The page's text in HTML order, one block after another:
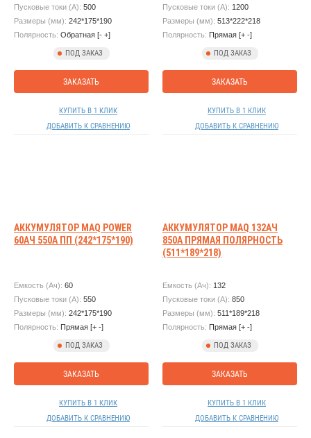
Пусковые токи (А): 500
Размеры (мм): 242*175*190
Полярность: Обратная [- +]
ПОД ЗАКАЗ
ЗАКАЗАТЬ
КУПИТЬ В 1 КЛИК
ДОБАВИТЬ К СРАВНЕНИЮ
Пусковые токи (А): 1200
Размеры (мм): 513*222*218
Полярность: Прямая [+ -]
ПОД ЗАКАЗ
ЗАКАЗАТЬ
КУПИТЬ В 1 КЛИК
ДОБАВИТЬ К СРАВНЕНИЮ
АККУМУЛЯТОР MAQ POWER
60АЧ 550А ПП (242*175*190)
Емкость (Ач): 60
Пусковые токи (А): 550
Размеры (мм): 242*175*190
Полярность: Прямая [+ -]
ПОД ЗАКАЗ
ЗАКАЗАТЬ
КУПИТЬ В 1 КЛИК
ДОБАВИТЬ К СРАВНЕНИЮ
АККУМУЛЯТОР MAQ 132АЧ
850А ПРЯМАЯ ПОЛЯРНОСТЬ
(511*189*218)
Емкость (Ач): 132
Пусковые токи (А): 850
Размеры (мм): 511*189*218
Полярность: Прямая [+ -]
ПОД ЗАКАЗ
ЗАКАЗАТЬ
КУПИТЬ В 1 КЛИК
ДОБАВИТЬ К СРАВНЕНИЮ